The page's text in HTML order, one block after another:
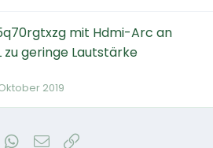
mit Hdmi-Arc an
zu geringe Lautstärke
2019
Tumblr WhatsApp
E-Mail